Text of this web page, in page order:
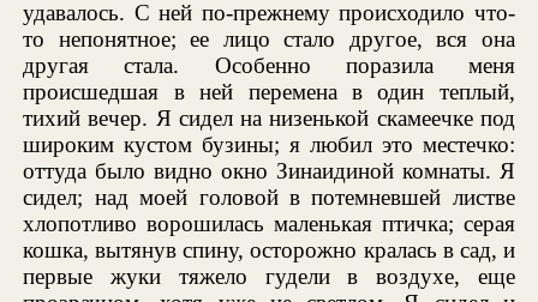
удавалось. С ней по-прежнему происходило что-
то непонятное; ее лицо стало другое, вся она
другая стала. Особенно поразила меня
происшедшая в ней перемена в один теплый,
тихий вечер. Я сидел на низенькой скамеечке под
широким кустом бузины; я любил это местечко:
оттуда было видно окно Зинаидиной комнаты. Я
сидел; над моей головой в потемневшей листве
хлопотливо ворошилась маленькая птичка; серая
кошка, вытянув спину, осторожно кралась в сад, и
первые жуки тяжело гудели в воздухе, еще